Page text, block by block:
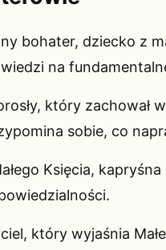
bohater, dziecko z
na
który zachował
sobie, co
Księcia,
który wyjaśnia